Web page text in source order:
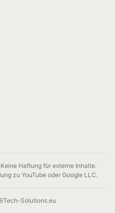
Haftung für externe Inhalte.
zu YouTube oder Google LLC.
Solutions.eu